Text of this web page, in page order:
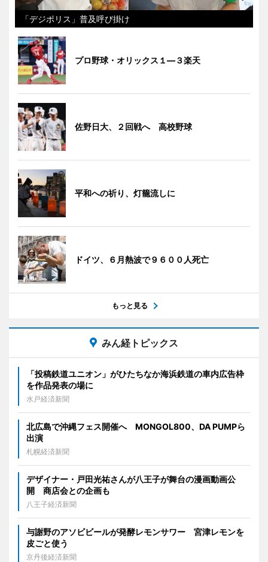
「デジポリス」普及呼び掛け
プロ野球・オリックス１―３楽天
佐野日大、２回戦へ 高校野球
平和への祈り、灯籠流しに
ドイツ、６月熱波で９６００人死亡
もっと見る
みん経トピックス
「投稿鉄道ユニオン」がひたちなか海浜鉄道の車内広告枠
を作品発表の場に
水戸経済新聞
北広島で沖縄フェス開催へ MONGOL800、DA PUMPら
出演
札幌経済新聞
デザイナー・戸田光祐さんが八王子が舞台の漫画動画公
開 商店会との企画も
八王子経済新聞
与謝野のアソビビールが発酵レモンサワー 宮津レモンを
皮ごと使う
京丹後経済新聞